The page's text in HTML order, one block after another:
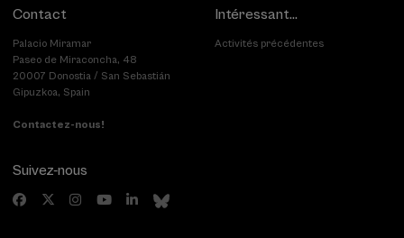
Contact
Palacio Miramar
Paseo de Miraconcha, 48
20007 Donostia / San Sebastián
Gipuzkoa, Spain
Contactez-nous!
Intéressant...
Activités précédentes
Suivez-nous